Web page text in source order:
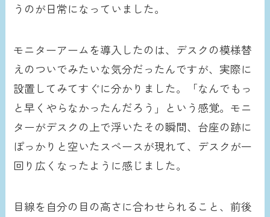
うのが日常になっていました。
モニターアームを導入したのは、デスクの模様替
えのついでみたいな気分だったんですが、実際に
設置してみてすぐに分かりました。「なんでもっ
と早くやらなかったんだろう」という感覚。モニ
ターがデスクの上で浮いたその瞬間、台座の跡に
ぽっかりと空いたスペースが現れて、デスクが一
回り広くなったように感じました。
目線を自分の目の高さに合わせられること、前後